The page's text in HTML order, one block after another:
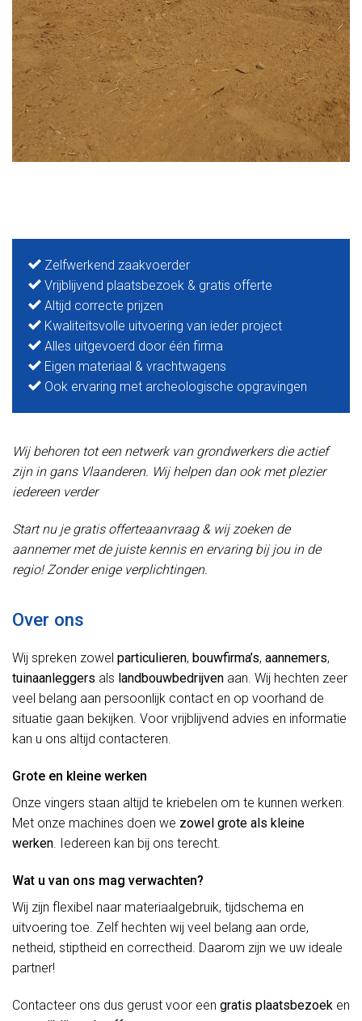
Zelfwerkend zaakvoerder
Vrijblijvend plaatsbezoek & gratis offerte
Altijd correcte prijzen
Kwaliteitsvolle uitvoering van ieder project
Alles uitgevoerd door één firma
Eigen materiaal & vrachtwagens
Ook ervaring met archeologische opgravingen
Wij behoren tot een netwerk van grondwerkers die actief
zijn in gans Vlaanderen. Wij helpen dan ook met plezier
iedereen verder
Start nu je gratis offerteaanvraag & wij zoeken de
aannemer met de juiste kennis en ervaring bij jou in de
regio! Zonder enige verplichtingen.
Over ons
Wij spreken zowel particulieren, bouwfirma’s, aannemers,
tuinaanleggers als landbouwbedrijven aan. Wij hechten zeer
veel belang aan persoonlijk contact en op voorhand de
situatie gaan bekijken. Voor vrijblijvend advies en informatie
kan u ons altijd contacteren.
Grote en kleine werken
Onze vingers staan altijd te kriebelen om te kunnen werken.
Met onze machines doen we zowel grote als kleine
werken. Iedereen kan bij ons terecht.
Wat u van ons mag verwachten?
Wij zijn flexibel naar materiaalgebruik, tijdschema en
uitvoering toe. Zelf hechten wij veel belang aan orde,
netheid, stiptheid en correctheid. Daarom zijn we uw ideale
partner!
Contacteer ons dus gerust voor een gratis plaatsbezoek en